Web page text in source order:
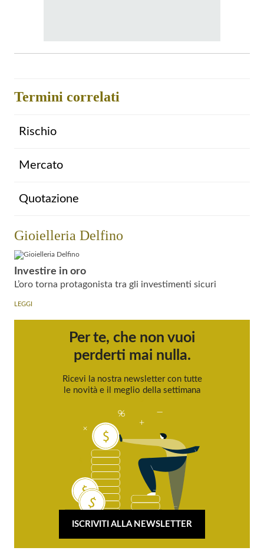
Termini correlati
Rischio
Mercato
Quotazione
Gioielleria Delfino
Investire in oro
L’oro torna protagonista tra gli investimenti sicuri
LEGGI
Per te, che non vuoi
perderti mai nulla.
Ricevi la nostra newsletter con tutte
le novità e il meglio della settimana
ISCRIVITI ALLA NEWSLETTER